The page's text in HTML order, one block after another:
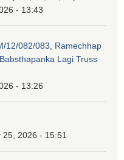
- 13:43
12/082/083, Ramechhap
Lagi Truss
- 13:26
2026 - 15:51